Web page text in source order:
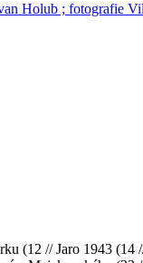
Holub ; fotografie
(12 // Jaro 1943